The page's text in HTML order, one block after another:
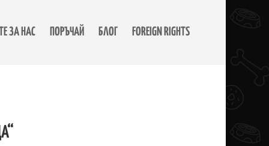
ЗА НАС ПОРЪЧАЙ БЛОГ FOREIGN RIGHTS